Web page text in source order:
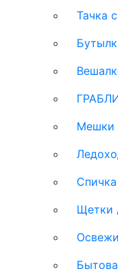
Тачка
Мешки
Щетки